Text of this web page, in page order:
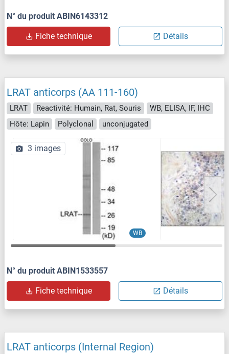
N° du produit ABIN6143312
Fiche technique Détails
LRAT anticorps (AA 111-160)
LRAT Reactivité: Humain, Rat, Souris
WB, ELISA, IF, IHC
Hôte: Lapin
Polyclonal unconjugated
WB
3 images
N° du produit ABIN1533557
Fiche technique Détails
LRAT anticorps (Internal Region)